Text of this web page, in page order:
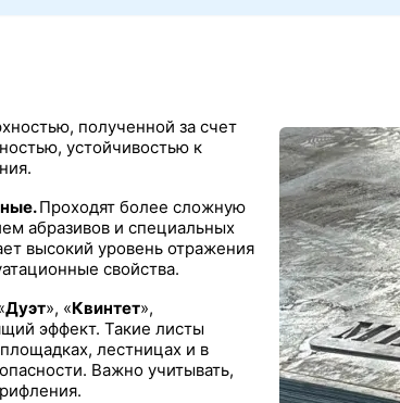
полученной за счет
устойчивостью к
Проходят более сложную
абразивов и специальных
высокий уровень отражения
свойства.
Дуэт», «Квинтет»,
эффект. Такие листы
лестницах и в
Важно учитывать,